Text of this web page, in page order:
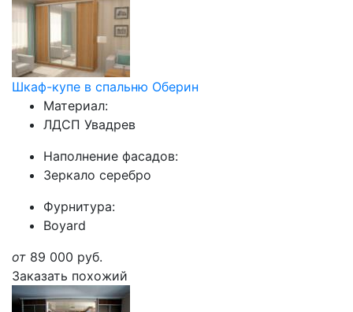
Шкаф-купе в спальню Оберин
Материал:
ЛДСП Увадрев
Наполнение фасадов:
Зеркало серебро
Фурнитура:
Boyard
от 89 000 руб.
Заказать похожий